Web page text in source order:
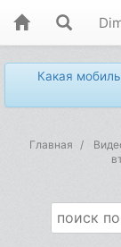
Какая
Главная